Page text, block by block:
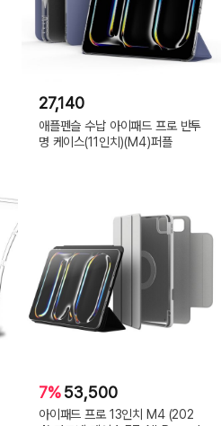
27,140
애플펜슬 수납 아이패드 프로 반투
명 케이스(11인치)(M4)퍼플
7%53,500
아이패드 프로 13인치 M4 (202